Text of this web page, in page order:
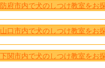
防府市内で犬のしつけ教室をお
山口市内で犬のしつけ教室をお
下関市内で犬のしつけ教室をお